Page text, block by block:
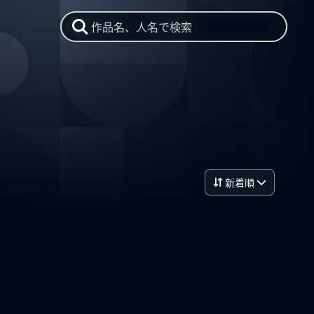
作品名、人名で検索
新着順